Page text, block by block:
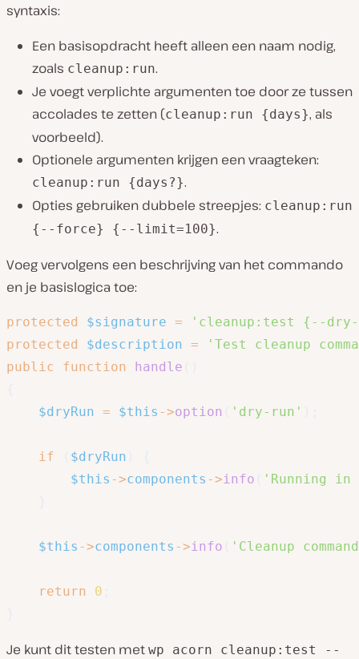
syntaxis:
Een basisopdracht heeft alleen een naam nodig,
zoals cleanup:run.
Je voegt verplichte argumenten toe door ze tussen
accolades te zetten (cleanup:run {days}, als
voorbeeld).
Optionele argumenten krijgen een vraagteken:
cleanup:run {days?}.
Opties gebruiken dubbele streepjes: cleanup:run
{--force} {--limit=100}.
Voeg vervolgens een beschrijving van het commando
en je basislogica toe:
protected $signature =
'cleanup:test {--dry-
protected
$description =
'Test cleanup
public
function handle
$dryRun = $this ->option 'dry-run'
if $dryRun
$this ->components ->info
'Running in
$this ->components ->info 'Cleanup
return 0
Je kunt dit testen met wp acorn cleanup:test --